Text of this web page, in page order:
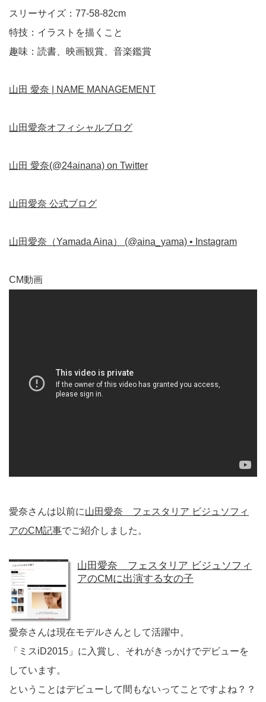
スリーサイズ：77-58-82cm
特技：イラストを描くこと
趣味：読書、映画観賞、音楽鑑賞
山田 愛奈 | NAME MANAGEMENT
山田愛奈オフィシャルブログ
山田 愛奈(@24ainana) on Twitter
山田愛奈 公式ブログ
山田愛奈（Yamada Aina） (@aina_yama) • Instagram
CM動画
愛奈さんは以前に山田愛奈 フェスタリア ビジュソフィ
アのCM記事でご紹介しました。
山田愛奈 フェスタリア ビジュソフィ
アのCMに出演する女の子
愛奈さんは現在モデルさんとして活躍中。
「ミスiD2015」に入賞し、それがきっかけでデビューを
しています。
ということはデビューして間もないってことですよね？？